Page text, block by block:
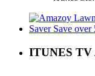
ITUNES TV